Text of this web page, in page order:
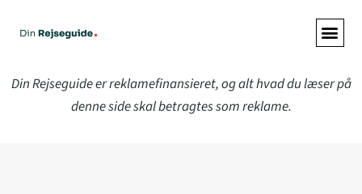
Din Rejseguide er reklamefinansieret, og alt hvad du læser på
denne side skal betragtes som reklame.